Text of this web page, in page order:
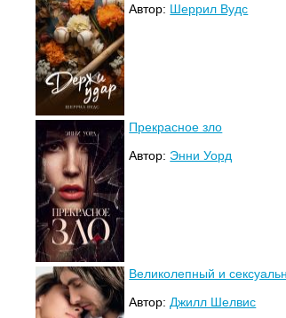
Автор: Шеррил Вудс
Прекрасное зло
Автор: Энни Уорд
Великолепный и
Автор: Джилл Шелвис